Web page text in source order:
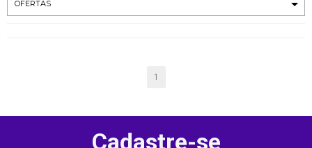
1
Cadastre-se